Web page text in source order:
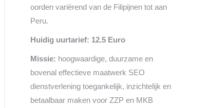
oorden variërend van de Filipijnen tot aan
Peru.
Huidig uurtarief: 12.5 Euro
Missie: hoogwaardige, duurzame en
bovenal effectieve maatwerk SEO
dienstverlening toegankelijk, inzichtelijk en
betaalbaar maken voor ZZP en MKB